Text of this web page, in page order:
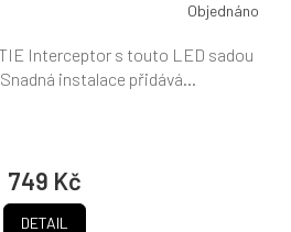
Objednáno
749 Kč
DETAIL
Interceptor s touto LED sadou
instalace přidává...